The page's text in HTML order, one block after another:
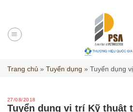
content
Trang chủ » Tuyển dụng » Tuyển dụng
27/08/2018
Tuyển dụng vị trí Kỹ thuật